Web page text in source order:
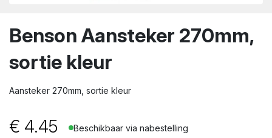
Benson Aansteker 270mm,
sortie kleur
Aansteker 270mm, sortie kleur
€ 4.45 Beschikbaar via nabestelling